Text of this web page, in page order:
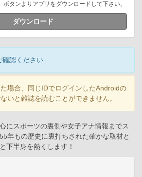
タンよりアプリをダウンロードして下さい。
ダウンロード
確認ください
場合、同じIDでログインしたAndroidの
いと雑誌を読むことができません。
にスポーツの裏側や女子アナ情報までス
年もの歴史に裏打ちされた確かな取材と
下半身を熱くします！